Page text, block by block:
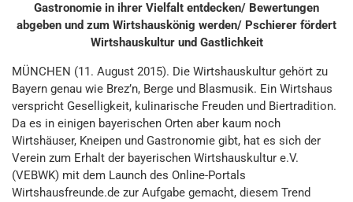
Gastronomie in ihrer Vielfalt entdecken/ Bewertungen
abgeben und zum Wirtshauskönig werden/ Pschierer fördert
Wirtshauskultur und Gastlichkeit
MÜNCHEN (11. August 2015). Die Wirtshauskultur gehört zu
Bayern genau wie Brez’n, Berge und Blasmusik. Ein Wirtshaus
verspricht Geselligkeit, kulinarische Freuden und Biertradition.
Da es in einigen bayerischen Orten aber kaum noch
Wirtshäuser, Kneipen und Gastronomie gibt, hat es sich der
Verein zum Erhalt der bayerischen Wirtshauskultur e.V.
(VEBWK) mit dem Launch des Online-Portals
Wirtshausfreunde.de zur Aufgabe gemacht, diesem Trend